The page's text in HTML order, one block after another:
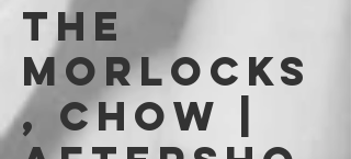
The
Morlocks
, Chow |